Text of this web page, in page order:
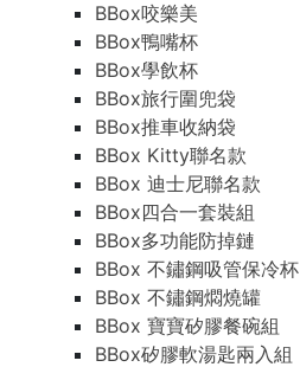
BBox咬樂美
BBox鴨嘴杯
BBox學飲杯
BBox旅行圍兜袋
BBox推車收納袋
BBox Kitty聯名款
BBox 迪士尼聯名款
BBox四合一套裝組
BBox多功能防掉鏈
BBox 不鏽鋼吸管保冷杯
BBox 不鏽鋼燜燒罐
BBox 寶寶矽膠餐碗組
BBox矽膠軟湯匙兩入組